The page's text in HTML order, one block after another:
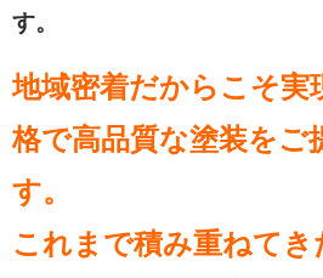
す。
地域密着だからこそ実
格で高品質な塗装をご
す。
これまで積み重ねてき